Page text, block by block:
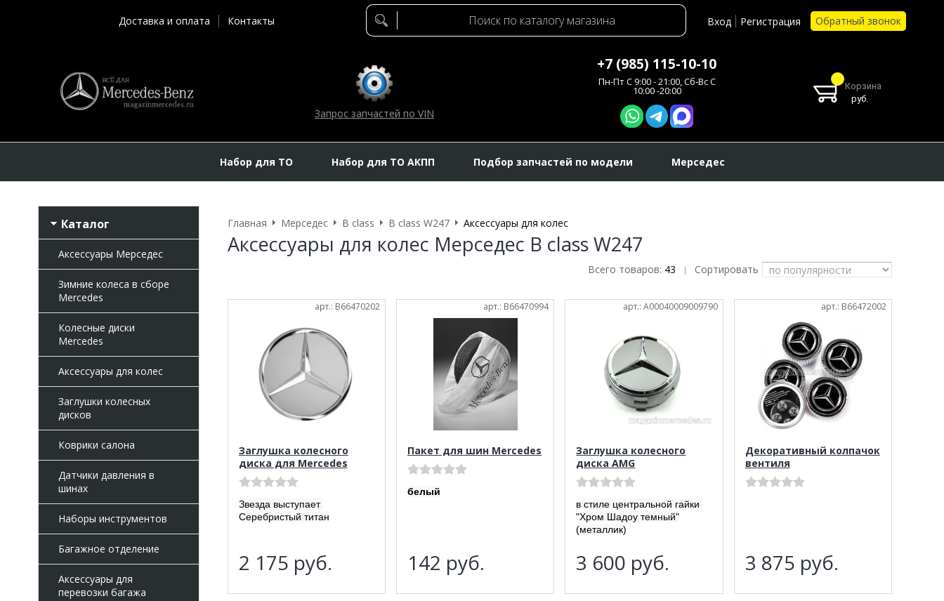
Доставка и оплата Контакты Вход Регистрация Обратный звонок
Запрос запчастей по VIN
+7 (985) 115-10-10
Пн-Пт C 9:00 - 21:00, Сб-Вс С
10:00 -20:00
Корзина
руб.
Набор для ТО Набор для ТО АКПП Подбор запчастей по модели Мерседес
Каталог
Аксессуары Мерседес
Зимние колеса в сборе
Mercedes
Колесные диски
Mercedes
Аксессуары для колес
Заглушки колесных
дисков
Коврики салона
Датчики давления в
шинах
Наборы инструментов
Багажное отделение
Аксессуары для
перевозки багажа
Главная Мерседес B class B class W247 Аксессуары для колес
Аксессуары для колес Мерседес B class W247
Всего товаров: 43 | Сортировать
арт.: B66470202
Заглушка колесного
диска для Mercedes
Звезда выступает
Серебристый титан
2 175 руб.
арт.: B66470994
Пакет для шин Mercedes
белый
142 руб.
арт.: A00040009009790
Заглушка колесного
диска AMG
в стиле центральной гайки
"Хром Шадоу темный"
(металлик)
3 600 руб.
арт.: B66472002
Декоративный колпачок
вентиля
3 875 руб.